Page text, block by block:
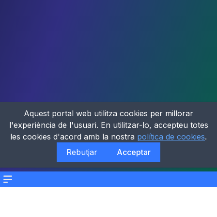
Menu
Aquest portal web utilitza cookies per millorar
l'experiència de l'usuari. En utilitzar-lo, accepteu totes
les cookies d'acord amb la nostra política de cookies.
Rebutjar
Acceptar